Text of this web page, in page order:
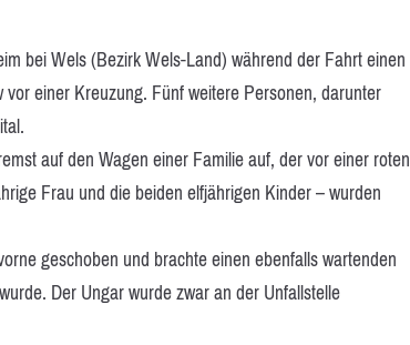
bei Wels (Bezirk Wels-Land) während der Fahrt einen
einer Kreuzung. Fünf weitere Personen, darunter
auf den Wagen einer Familie auf, der vor einer roten
Frau und die beiden elfjährigen Kinder – wurden
geschoben und brachte einen ebenfalls wartenden
Der Ungar wurde zwar an der Unfallstelle